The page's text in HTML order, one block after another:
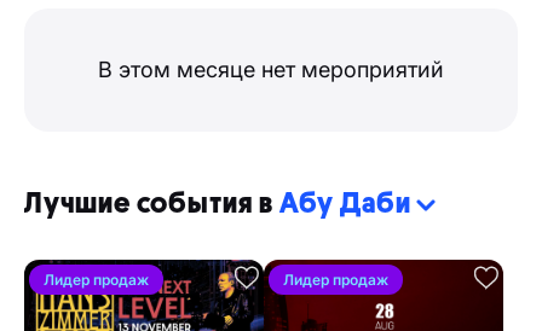
В этом месяце нет мероприятий
Лучшие события в Абу Даби
Лидер продаж Лидер продаж